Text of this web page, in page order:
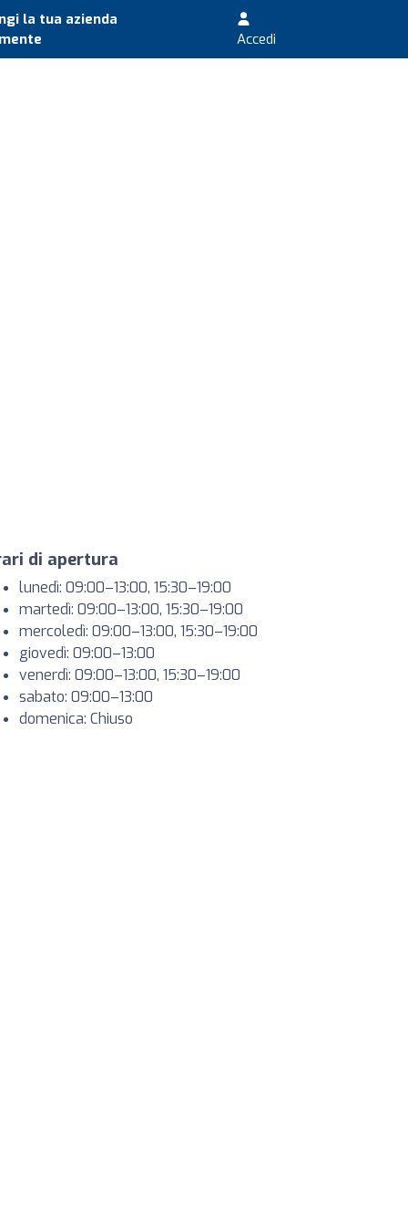
la tua azienda
Accedi
di apertura
lunedì: 09:00–13:00, 15:30–19:00
martedì: 09:00–13:00, 15:30–19:00
mercoledì: 09:00–13:00, 15:30–19:00
giovedì: 09:00–13:00
venerdì: 09:00–13:00, 15:30–19:00
sabato: 09:00–13:00
domenica: Chiuso